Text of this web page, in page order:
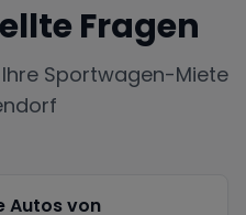
Fragen
Sportwagen-Miete
Autos von